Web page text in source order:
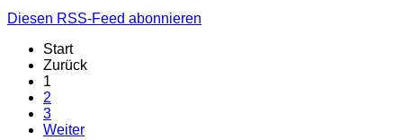
Diesen RSS-Feed abonnieren
Start
Zurück
1
2
3
Weiter